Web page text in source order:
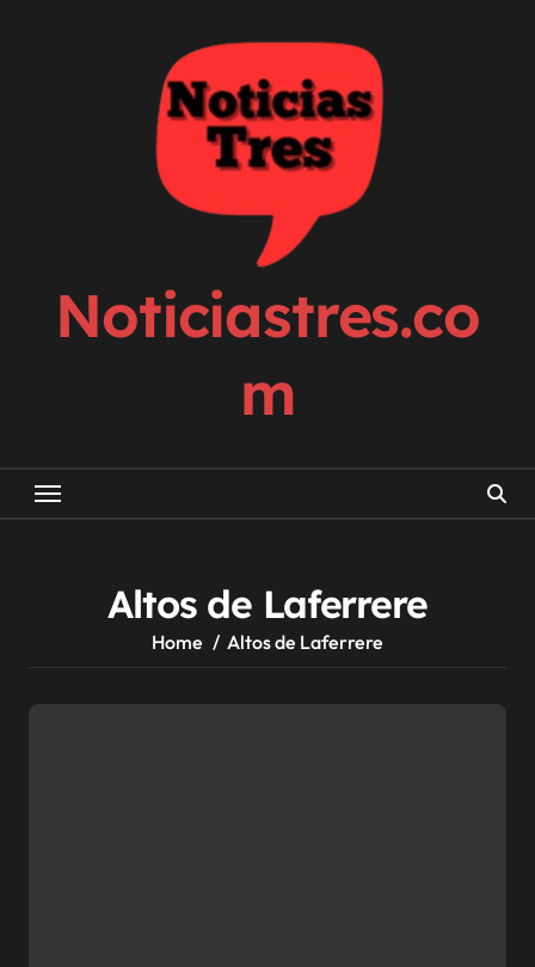
Noticiastres.co
m
Altos de Laferrere
Home Altos de Laferrere